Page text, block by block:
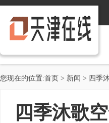
您现在的位置:首页 > 新闻 > 四季
四季沐歌